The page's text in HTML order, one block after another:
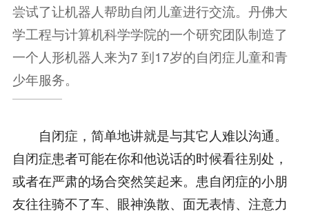
尝试了让机器人帮助自闭儿童进行交流。丹佛大
学工程与计算机科学学院的一个研究团队制造了
一个人形机器人来为7 到17岁的自闭症儿童和青
少年服务。
自闭症，简单地讲就是与其它人难以沟通。
自闭症患者可能在你和他说话的时候看往别处，
或者在严肃的场合突然笑起来。患自闭症的小朋
友往往骑不了车、眼神涣散、面无表情、注意力